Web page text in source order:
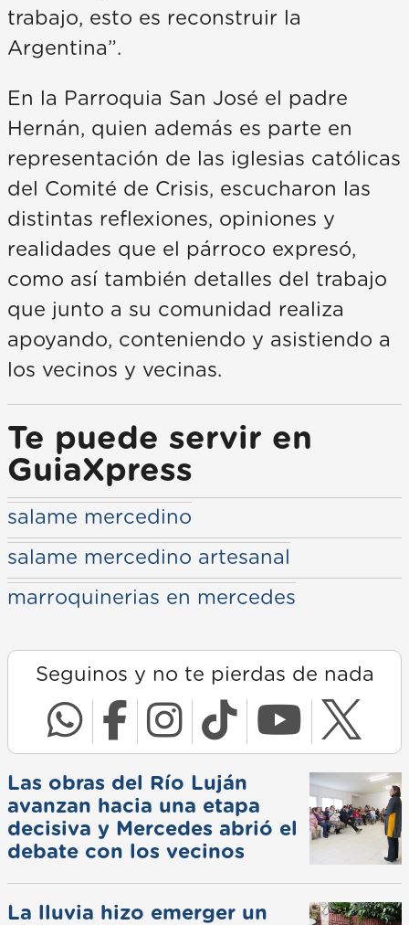
trabajo, esto es reconstruir la
Argentina”.
En la Parroquia San José el padre
Hernán, quien además es parte en
representación de las iglesias católicas
del Comité de Crisis, escucharon las
distintas reflexiones, opiniones y
realidades que el párroco expresó,
como así también detalles del trabajo
que junto a su comunidad realiza
apoyando, conteniendo y asistiendo a
los vecinos y vecinas.
Te puede servir en
GuiaXpress
salame mercedino
salame mercedino artesanal
marroquinerias en mercedes
Seguinos y no te pierdas de nada
Las obras del Río Luján
avanzan hacia una etapa
decisiva y Mercedes abrió el
debate con los vecinos
La lluvia hizo emerger un